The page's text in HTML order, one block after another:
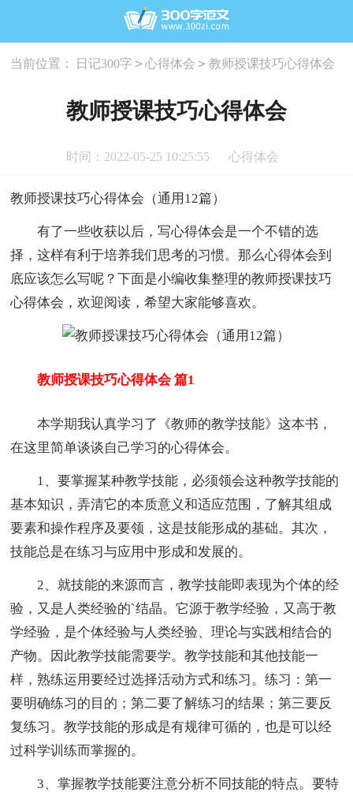
当前位置： 日记300字 > 心得体会 > 教师授课技巧心得体会
教师授课技巧心得体会
时间：2022-05-25 10:25:55 心得体会
教师授课技巧心得体会（通用12篇）
有了一些收获以后，写心得体会是一个不错的选
择，这样有利于培养我们思考的习惯。那么心得体会到
底应该怎么写呢？下面是小编收集整理的教师授课技巧
心得体会，欢迎阅读，希望大家能够喜欢。
教师授课技巧心得体会 篇1
本学期我认真学习了《教师的教学技能》这本书，
在这里简单谈谈自己学习的心得体会。
1、要掌握某种教学技能，必须领会这种教学技能的
基本知识，弄清它的本质意义和适应范围，了解其组成
要素和操作程序及要领，这是技能形成的基础。其次，
技能总是在练习与应用中形成和发展的。
2、就技能的来源而言，教学技能即表现为个体的经
验，又是人类经验的`结晶。它源于教学经验，又高于教
学经验，是个体经验与人类经验、理论与实践相结合的
产物。因此教学技能需要学。教学技能和其他技能一
样，熟练运用要经过选择活动方式和练习。练习：第一
要明确练习的目的；第二要了解练习的结果；第三要反
复练习。教学技能的形成是有规律可循的，也是可以经
过科学训练而掌握的。
3、掌握教学技能要注意分析不同技能的特点。要特